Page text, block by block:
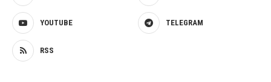
YOUTUBE TELEGRAM
RSS